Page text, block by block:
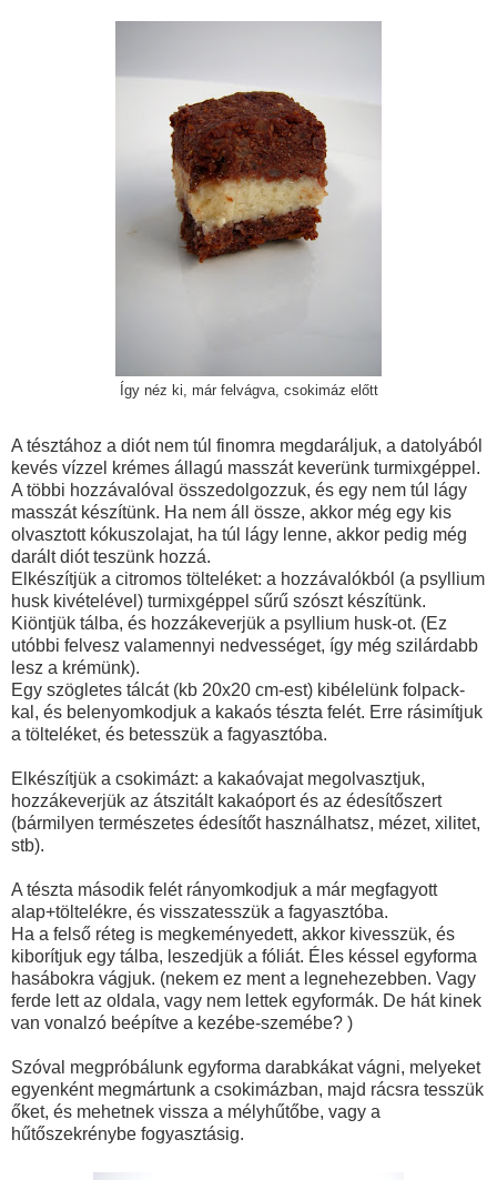
Így néz ki, már felvágva, csokimáz előtt
A tésztához a diót nem túl finomra megdaráljuk, a datolyából
kevés vízzel krémes állagú masszát keverünk turmixgéppel.
A többi hozzávalóval összedolgozzuk, és egy nem túl lágy
masszát készítünk. Ha nem áll össze, akkor még egy kis
olvasztott kókuszolajat, ha túl lágy lenne, akkor pedig még
darált diót teszünk hozzá.
Elkészítjük a citromos tölteléket: a hozzávalókból (a psyllium
husk kivételével) turmixgéppel sűrű szószt készítünk.
Kiöntjük tálba, és hozzákeverjük a psyllium husk-ot. (Ez
utóbbi felvesz valamennyi nedvességet, így még szilárdabb
lesz a krémünk).
Egy szögletes tálcát (kb 20x20 cm-est) kibélelünk folpack-
kal, és belenyomkodjuk a kakaós tészta felét. Erre rásimítjuk
a tölteléket, és betesszük a fagyasztóba.
Elkészítjük a csokimázt: a kakaóvajat megolvasztjuk,
hozzákeverjük az átszitált kakaóport és az édesítőszert
(bármilyen természetes édesítőt használhatsz, mézet, xilitet,
stb).
A tészta második felét rányomkodjuk a már megfagyott
alap+töltelékre, és visszatesszük a fagyasztóba.
Ha a felső réteg is megkeményedett, akkor kivesszük, és
kiborítjuk egy tálba, leszedjük a fóliát. Éles késsel egyforma
hasábokra vágjuk. (nekem ez ment a legnehezebben. Vagy
ferde lett az oldala, vagy nem lettek egyformák. De hát kinek
van vonalzó beépítve a kezébe-szemébe? )
Szóval megpróbálunk egyforma darabkákat vágni, melyeket
egyenként megmártunk a csokimázban, majd rácsra tesszük
őket, és mehetnek vissza a mélyhűtőbe, vagy a
hűtőszekrénybe fogyasztásig.